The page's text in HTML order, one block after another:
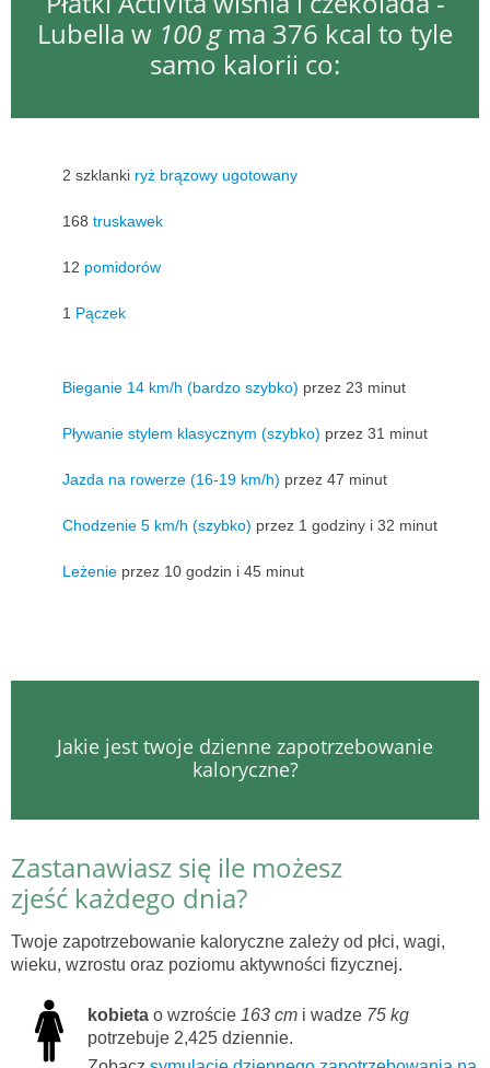
Lubella w 100 gma 376 kcal to tyle
samo kalorii co:
2 szklanki ryż brązowy ugotowany
168 truskawek
12 pomidorów
1 Pączek
Bieganie 14 km/h (bardzo szybko) przez 23 minut
Pływanie stylem klasycznym (szybko) przez 31 minut
Jazda na rowerze (16-19 km/h) przez 47 minut
Chodzenie 5 km/h (szybko) przez 1 godziny i 32 minut
Leżenie przez 10 godzin i 45 minut
Jakie jest twoje dzienne zapotrzebowanie
kaloryczne?
Zastanawiasz się ile możesz
zjeść każdego dnia?
Twoje zapotrzebowanie kaloryczne zależy od płci, wagi,
wieku, wzrostu oraz poziomu aktywności fizycznej.
kobieta o wzroście 163 cm i wadze 75 kg
potrzebuje 2,425 dziennie.